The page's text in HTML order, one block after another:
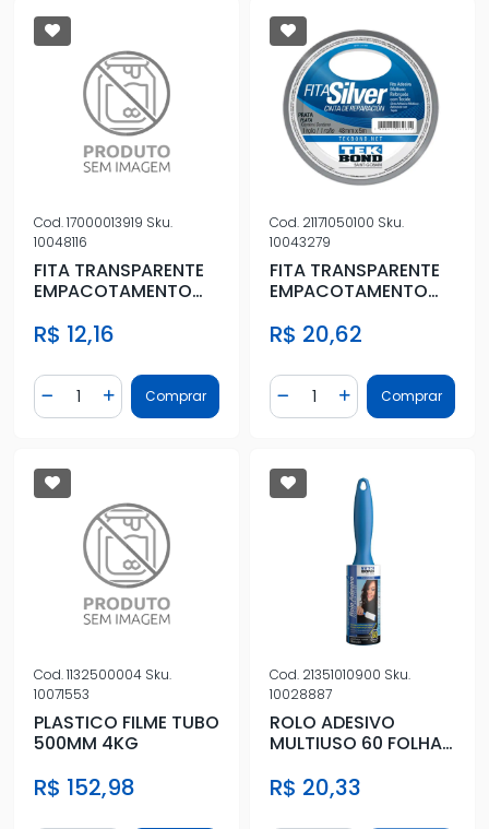
Cod.17000013919 Sku.
10048116
FITA TRANSPARENTE
EMPACOTAMENTO
R$ 12,16
Diminuir Quantidade
Quantidade
Adicionar Quantidade
Comprar
Cod. 21171050100 Sku.
10043279
FITA TRANSPARENTE
EMPACOTAMENTO
R$ 20,62
Diminuir Quantidade
Quantidade
AdicionarComprar
Cod.1132500004 Sku.
10071553
PLASTICO FILME TUBO
500MM 4KG
R$ 152,98
Cod. 21351010900 Sku.
10028887
ROLO ADESIVO
MULTIUSO 60 FOLHAS
R$ 20,33